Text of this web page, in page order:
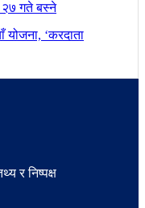
२७ गते बस्ने
योजना, ‘करदाता
र निष्पक्ष